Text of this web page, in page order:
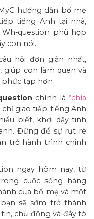
hướng dẫn bố mẹ
tiếng Anh tại nhà,
question phù hợp
con nói.
hỏi đơn giản nhất,
giúp con làm quen và
phức tạp hơn
chính là “chìa
giao tiếp tiếng Anh
biết, khơi dậy tinh
Đừng để sự rụt rè
trở hành trình chinh
ngay hôm nay, từ
cuộc sống hàng
của bố mẹ và một
sẽ sớm trở thành
chủ động và đầy tò